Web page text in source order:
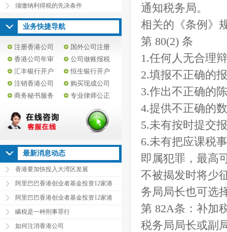
须缴纳利得税的先决条件
业务快捷导航
注册香港公司
国外公司注册
香港公司年审
公司做账报税
汇丰银行开户
恒生银行开户
注销香港公司
购买现成公司
商务秘书服务
专业律师公正
最新消息动态
香港要加快投入大湾区发展
阿里巴巴香港创业者基金投资12家港
阿里巴巴香港创业者基金投资12家港
瞒税是一种刑事罪行
如何注消香港公司
通知税务局。
相关的《条例》
第 80(2) 条
1.任何人无合理
2.填报不正确的
3.作出不正确的
4.提供不正确的
5.未有按时提交
6.未有把应课税
即属犯罪，最高
不被揭发时将少
务局局长也可选
第 82A条：补加
税务局局长或副